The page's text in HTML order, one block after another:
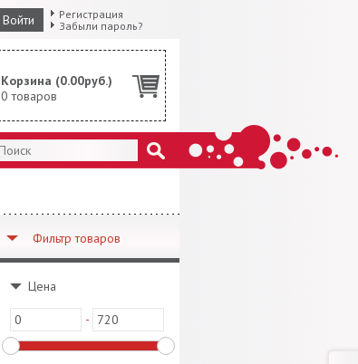
Войти
Регистрация
Забыли пароль?
Корзина (0.00руб.)
0 товаров
Фильтр товаров
Цена
-